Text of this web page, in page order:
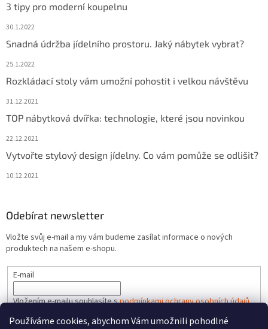
Používáme cookies, abychom Vám umožnili pohodlné
3 tipy pro moderní koupelnu
30.1.2022
Snadná údržba jídelního prostoru. Jaký nábytek vybrat?
25.1.2022
Rozkládací stoly vám umožní pohostit i velkou návštěvu
31.12.2021
TOP nábytková dvířka: technologie, které jsou novinkou
22.12.2021
Vytvořte stylový design jídelny. Co vám pomůže se odlišit?
10.12.2021
Odebírat newsletter
Vložte svůj e-mail a my vám budeme zasílat informace o nových
produktech na našem e-shopu.
E-mail
Vložením e-mailu souhlasíte spodmínkami ochrany osobních údajů